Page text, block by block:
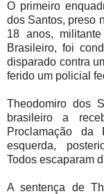
O primeiro
dos Santos, preso
18 anos,
Brasileiro, foi
disparado contra
ferido um policial
Theodomiro dos
brasileiro a
Proclamação da
esquerda,
Todos escaparam
A sentença de